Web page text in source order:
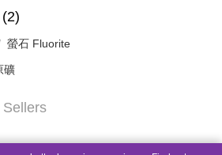
螢石 Fluorite
礦
Sellers